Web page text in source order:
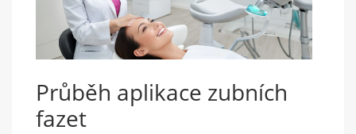
Průběh aplikace zubních
fazet